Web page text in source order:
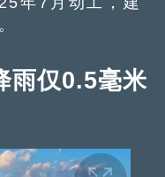
雨仅0.5毫米